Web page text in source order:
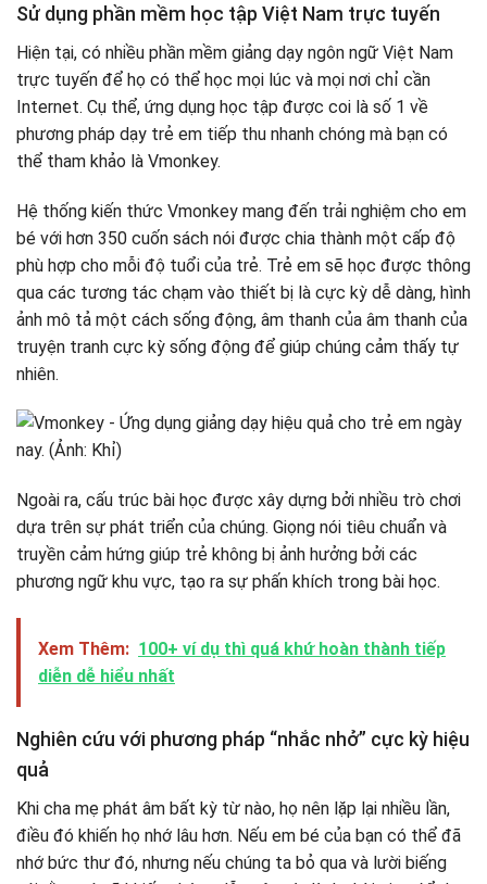
Sử dụng phần mềm học tập Việt Nam trực tuyến
Hiện tại, có nhiều phần mềm giảng dạy ngôn ngữ Việt Nam
trực tuyến để họ có thể học mọi lúc và mọi nơi chỉ cần
Internet. Cụ thể, ứng dụng học tập được coi là số 1 về
phương pháp dạy trẻ em tiếp thu nhanh chóng mà bạn có
thể tham khảo là Vmonkey.
Hệ thống kiến ​​thức Vmonkey mang đến trải nghiệm cho em
bé với hơn 350 cuốn sách nói được chia thành một cấp độ
phù hợp cho mỗi độ tuổi của trẻ. Trẻ em sẽ học được thông
qua các tương tác chạm vào thiết bị là cực kỳ dễ dàng, hình
ảnh mô tả một cách sống động, âm thanh của âm thanh của
truyện tranh cực kỳ sống động để giúp chúng cảm thấy tự
nhiên.
Ngoài ra, cấu trúc bài học được xây dựng bởi nhiều trò chơi
dựa trên sự phát triển của chúng. Giọng nói tiêu chuẩn và
truyền cảm hứng giúp trẻ không bị ảnh hưởng bởi các
phương ngữ khu vực, tạo ra sự phấn khích trong bài học.
Xem Thêm: 100+ ví dụ thì quá khứ hoàn thành tiếp
diễn dễ hiểu nhất
Nghiên cứu với phương pháp “nhắc nhở” cực kỳ hiệu
quả
Khi cha mẹ phát âm bất kỳ từ nào, họ nên lặp lại nhiều lần,
điều đó khiến họ nhớ lâu hơn. Nếu em bé của bạn có thể đã
nhớ bức thư đó, nhưng nếu chúng ta bỏ qua và lười biếng